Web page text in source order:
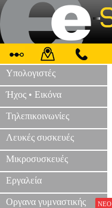
Υπολογιστές
Ήχος • Εικόνα
Τηλεπικοινωνίες
Λευκές συσκευές
Μικροσυσκευές
Εργαλεία
Οργανα γυμναστικής ΝΕΟ